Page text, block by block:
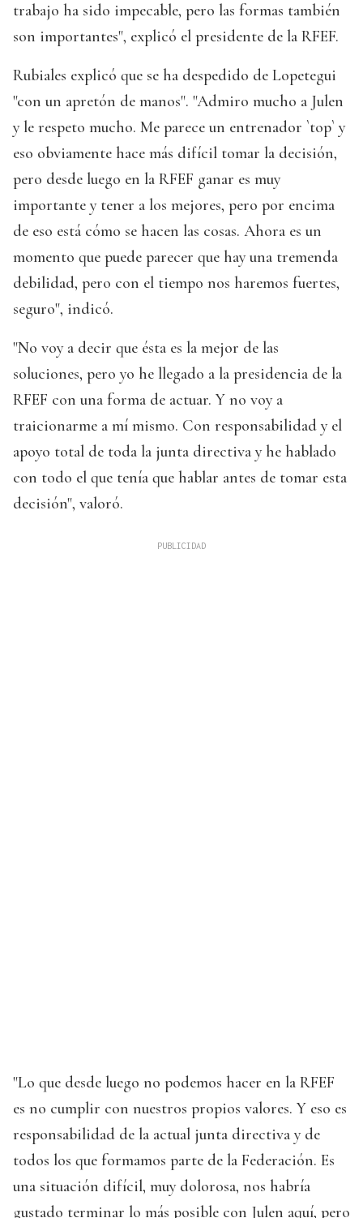
trabajo ha sido impecable, pero las formas también
son importantes", explicó el presidente de la RFEF.
Rubiales explicó que se ha despedido de Lopetegui
"con un apretón de manos". "Admiro mucho a Julen
y le respeto mucho. Me parece un entrenador `top` y
eso obviamente hace más difícil tomar la decisión,
pero desde luego en la RFEF ganar es muy
importante y tener a los mejores, pero por encima
de eso está cómo se hacen las cosas. Ahora es un
momento que puede parecer que hay una tremenda
debilidad, pero con el tiempo nos haremos fuertes,
seguro", indicó.
"No voy a decir que ésta es la mejor de las
soluciones, pero yo he llegado a la presidencia de la
RFEF con una forma de actuar. Y no voy a
traicionarme a mí mismo. Con responsabilidad y el
apoyo total de toda la junta directiva y he hablado
con todo el que tenía que hablar antes de tomar esta
decisión", valoró.
"Lo que desde luego no podemos hacer en la RFEF
es no cumplir con nuestros propios valores. Y eso es
responsabilidad de la actual junta directiva y de
todos los que formamos parte de la Federación. Es
una situación difícil, muy dolorosa, nos habría
gustado terminar lo más posible con Julen aquí, pero